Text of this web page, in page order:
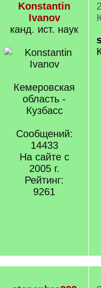
Konstantin
Ivanov
канд. ист. наук
Кемеровская
область -
Кузбасс
Сообщений:
14433
На сайте с
2005 г.
Рейтинг:
9261